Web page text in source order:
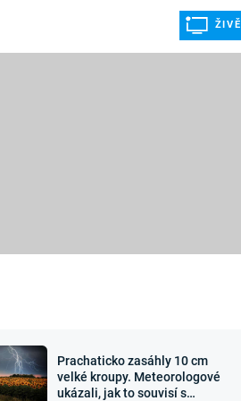
ŽIVĚ
Sledujte nás
Prachaticko zasáhly 10 cm
velké kroupy. Meteorologové
ukázali, jak to souvisí s